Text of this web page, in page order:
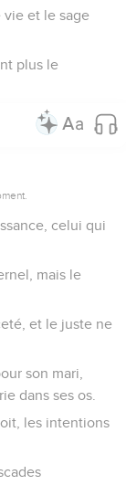
vie et le sage
plus le
celui qui
mais le
et le juste ne
son mari,
dans ses os.
les intentions